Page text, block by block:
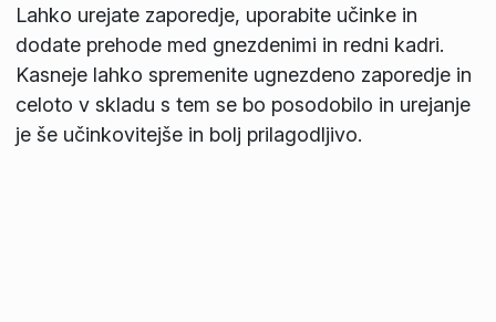
Lahko urejate zaporedje, uporabite učinke in
dodate prehode med gnezdenimi in redni kadri.
Kasneje lahko spremenite ugnezdeno zaporedje in
celoto v skladu s tem se bo posodobilo in urejanje
je še učinkovitejše in bolj prilagodljivo.